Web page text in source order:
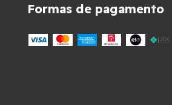
Formas de pagamento